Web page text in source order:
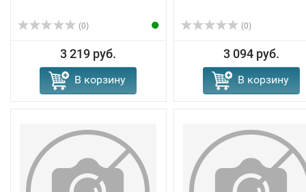
(0)
3 219 руб.
В корзину
(0)
3 094 руб.
В корзину